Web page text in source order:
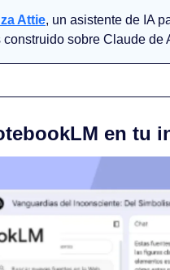
Attie, un asistente de IA
sobre Claude de
en tu